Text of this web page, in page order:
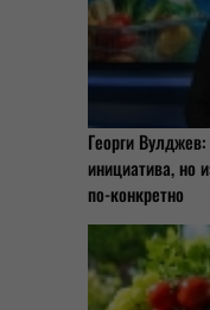
Георги
инициатива, но
по-конкретно